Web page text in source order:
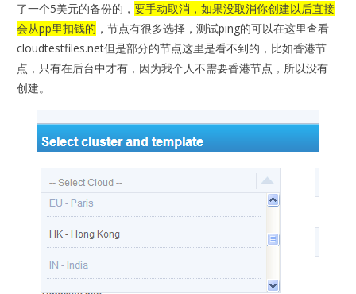
了一个5美元的备份的，要手动取消，如果没取消你创建以后直接
会从pp里扣钱的 ，节点有很多选择，测试ping的可以在这里查看
cloudtestfiles.net但是部分的节点这里是看不到的，比如香港节
点，只有在后台中才有，因为我个人不需要香港节点，所以没有
创建。